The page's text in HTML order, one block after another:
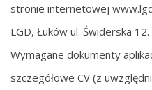
stronie internetowej
LGD, Łuków ul. Świderska 12.
Wymagane dokumenty
szczegółowe CV (z